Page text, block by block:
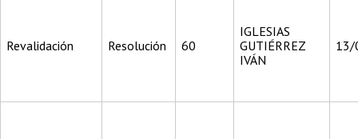
Revalidación Resolución 60
IGLESIAS
GUTIÉRREZ
IVÁN